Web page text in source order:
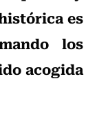
es
los
acogida